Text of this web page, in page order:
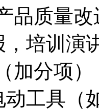
品质量改
，培训演
加分项）
动工具（